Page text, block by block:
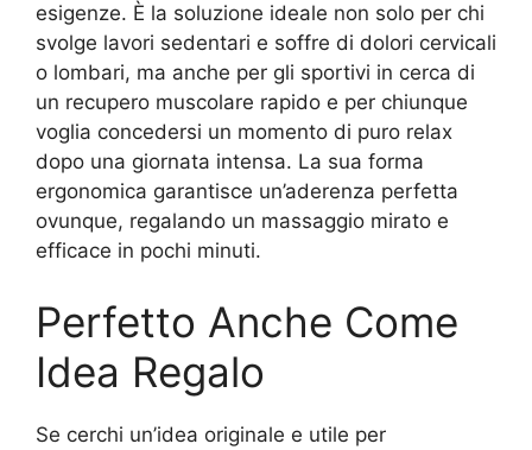
esigenze. È la soluzione ideale non solo per chi
svolge lavori sedentari e soffre di dolori cervicali
o lombari, ma anche per gli sportivi in cerca di
un recupero muscolare rapido e per chiunque
voglia concedersi un momento di puro relax
dopo una giornata intensa. La sua forma
ergonomica garantisce un’aderenza perfetta
ovunque, regalando un massaggio mirato e
efficace in pochi minuti.
Perfetto Anche Come
Idea Regalo
Se cerchi un’idea originale e utile per